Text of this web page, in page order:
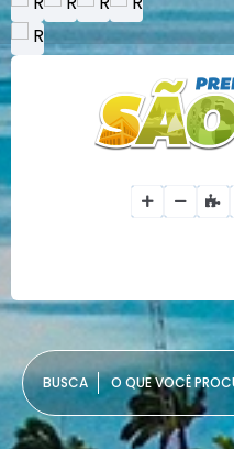
O QUE VOCÊ PROCURA?